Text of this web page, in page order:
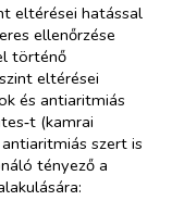
eltérései hatással
ellenőrzése
történő
eltérései
és antiaritmiás
‑t (kamrai
szert is
tényező a